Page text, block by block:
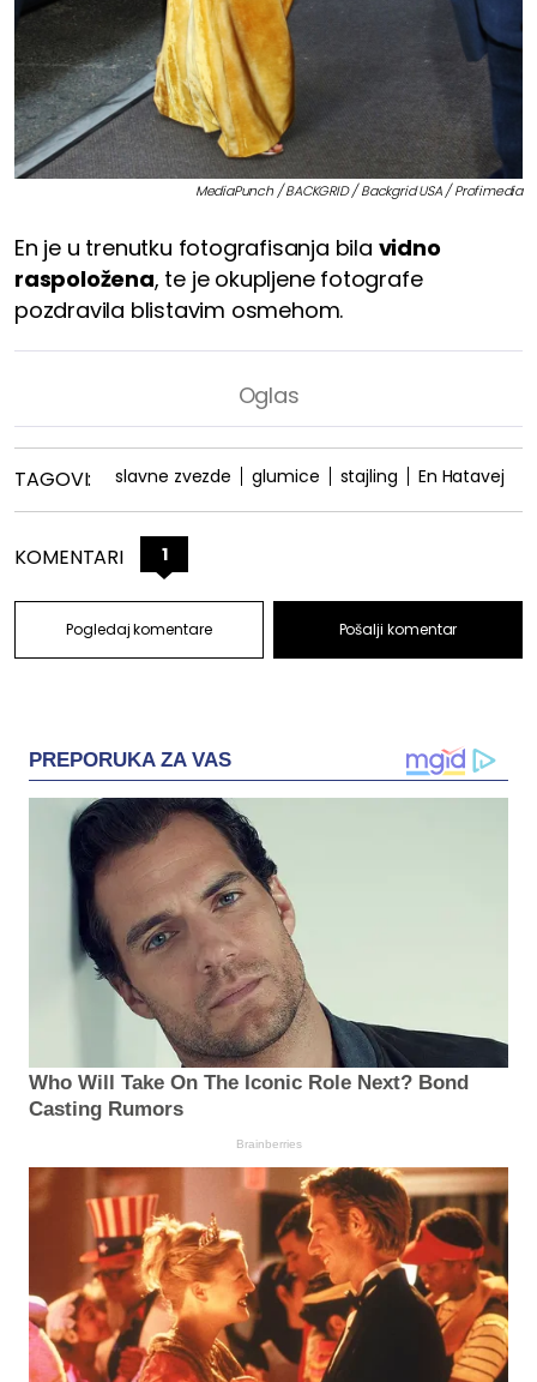
MediaPunch / BACKGRID / Backgrid USA / Profimedia
En je u trenutku fotografisanja bila vidno
raspoložena, te je okupljene fotografe
pozdravila blistavim osmehom.
TAGOVI: slavne zvezde glumice stajling En Hatavej
KOMENTARI 1
Pogledaj komentare Pošalji komentar
PREPORUKA ZA VAS
Who Will Take On The Iconic Role Next? Bond
Casting Rumors
Brainberries